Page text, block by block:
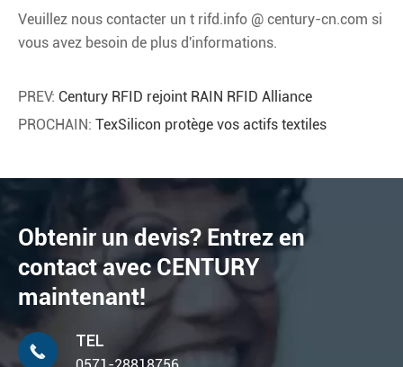
Veuillez nous contacter un t rifd.info @ century-cn.com si
vous avez besoin de plus d'informations.
PREV: Century RFID rejoint RAIN RFID Alliance
PROCHAIN: TexSilicon protège vos actifs textiles
Obtenir un devis? Entrez en
contact avec CENTURY
maintenant!

TEL